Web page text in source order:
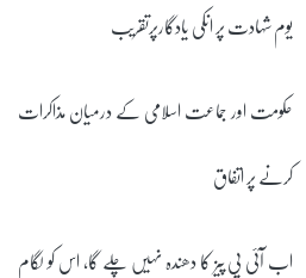
یوم شہادت پر انکی یادگارپرتقریب
حکومت اور جماعت اسلامی کے درمیان مذاکرات
کرنے پر اتفاق
اب آئی پی پیز کا دھندہ نہیں چلے گا، اس کو لگام